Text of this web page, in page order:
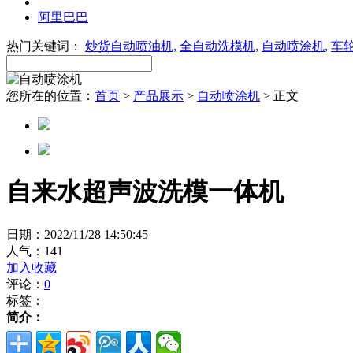
阿里巴巴
热门关键词： 炒货自动喷油机, 全自动洗模机, 自动喷涂机, 车
您所在的位置： 首页 > 产品展示 > 自动喷涂机 > 正文
自来水超声波洗模一体机
日期：2022/11/28 14:50:45
人气： 141
加入收藏
评论： 0
标签：
简介：